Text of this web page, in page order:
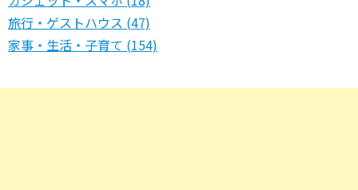
旅行・ゲストハウス (47)
家事・生活・子育て (154)